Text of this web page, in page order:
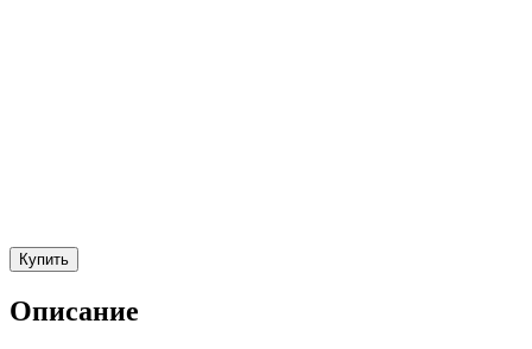
Купить
Описание